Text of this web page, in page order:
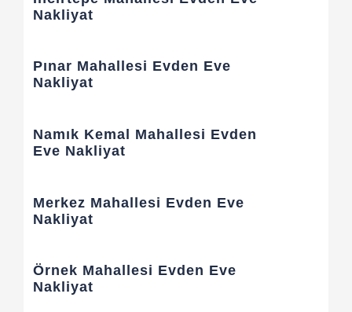
Nakliyat
Pınar Mahallesi Evden Eve
Nakliyat
Namık Kemal Mahallesi Evden
Eve Nakliyat
Merkez Mahallesi Evden Eve
Nakliyat
Örnek Mahallesi Evden Eve
Nakliyat